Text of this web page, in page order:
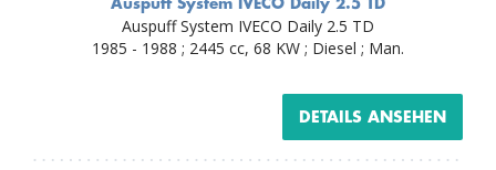
Auspuff System IVECO Daily 2.5 TD
Auspuff System IVECO Daily 2.5 TD
1985 - 1988 ; 2445 cc, 68 KW ; Diesel ; Man.
DETAILS ANSEHEN